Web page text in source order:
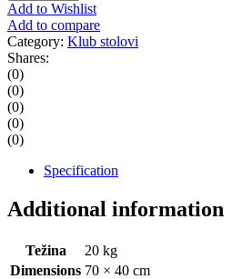
Add to Wishlist
Add to compare
Category: Klub stolovi
Shares:
(0)
(0)
(0)
(0)
(0)
Specification
Additional information
Težina
20 kg
Dimensions 70 × 40 cm